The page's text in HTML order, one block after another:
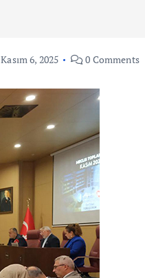
Kasım 6, 2025 0 Comments